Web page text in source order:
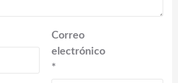
Correo
electrónico
*